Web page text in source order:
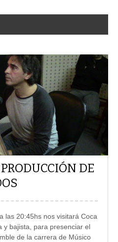
DE
las 20:45hs nos visitará Coca
y bajista, para presenciar el
de la carrera de Músico